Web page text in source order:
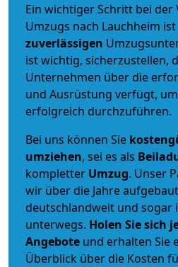
Ein wichtiger Schritt bei
Umzugs nach Lauchheim
zuverlässigen
ist wichtig, sicherzustellen,
Unternehmen über die
und Ausrüstung verfügt,
erfolgreich durchzuführen.
Bei uns können Sie
umziehen, sei es als
kompletter Umzug. Unser
wir über die Jahre
deutschlandweit und sogar
unterwegs. Holen Sie sich
Angebote und erhalten Sie
Überblick über die Kosten